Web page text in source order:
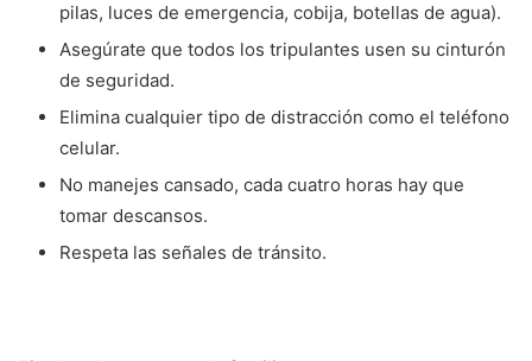
pilas, luces de emergencia, cobija, botellas de agua).
Asegúrate que todos los tripulantes usen su cinturón
de seguridad.
Elimina cualquier tipo de distracción como el teléfono
celular.
No manejes cansado, cada cuatro horas hay que
tomar descansos.
Respeta las señales de tránsito.